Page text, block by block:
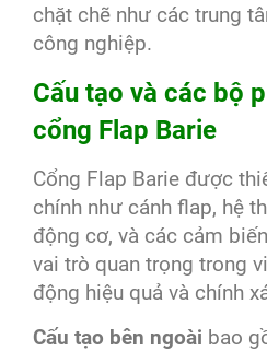
chặt chẽ như các trung
công nghiệp.
Cấu tạo và các bộ
cổng Flap Barie
Cổng Flap Barie được
chính như cánh flap, hệ
động cơ, và các cảm
vai trò quan trọng trong
động hiệu quả và chính
Cấu tạo bên ngoài bao